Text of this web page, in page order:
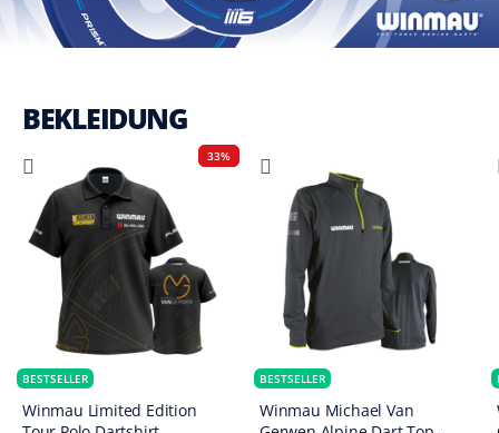
BEKLEIDUNG
33%
BESTSELLER
Winmau Limited Edition
BESTSELLER
Winmau Michael Van